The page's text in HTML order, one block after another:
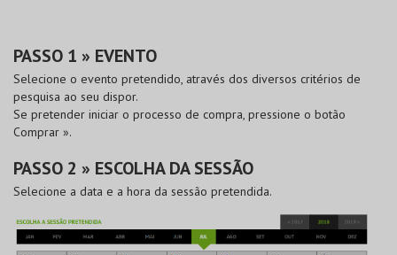
PASSO 1 » EVENTO
Selecione o evento pretendido, através dos diversos critérios de
pesquisa ao seu dispor.
Se pretender iniciar o processo de compra, pressione o botão
Comprar ».
PASSO 2 » ESCOLHA DA SESSÃO
Selecione a data e a hora da sessão pretendida.